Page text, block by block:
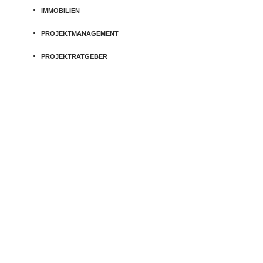
IMMOBILIEN
PROJEKTMANAGEMENT
PROJEKTRATGEBER